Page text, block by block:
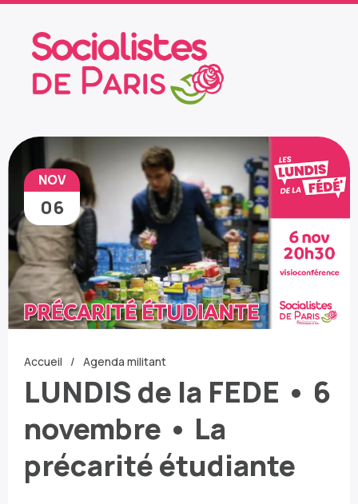
NOV
06
Accueil Agenda militant
LUNDIS de la FEDE • 6
novembre • La
précarité étudiante